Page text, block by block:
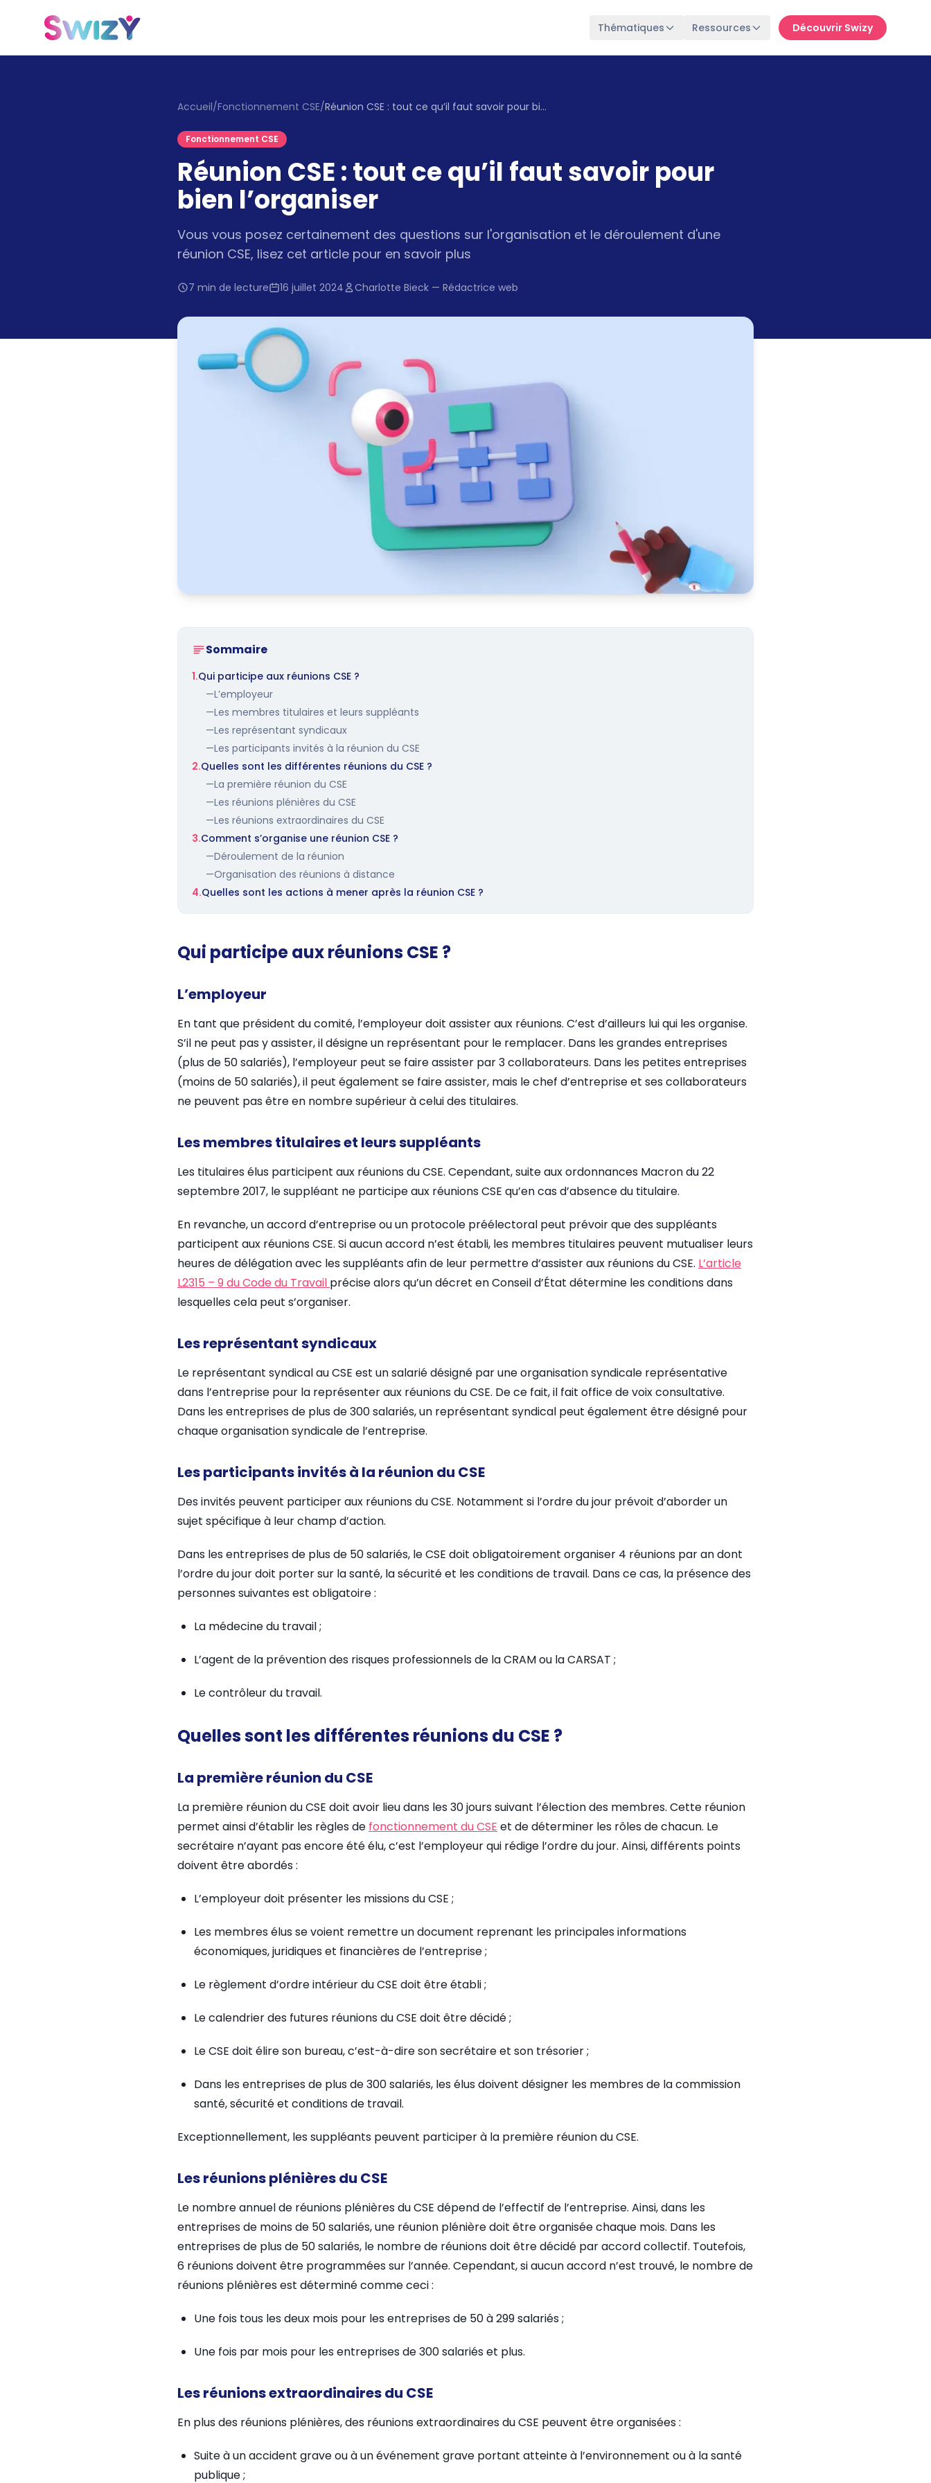
Thématiques Ressources Découvrir Swizy
Accueil/Fonctionnement CSE/ Réunion CSE : tout ce qu’il faut savoir pour bien l’organiser
Fonctionnement CSE
Réunion CSE : tout ce qu’il faut savoir pour
bien l’organiser
Vous vous posez certainement des questions sur l'organisation et le déroulement d'une
réunion CSE, lisez cet article pour en savoir plus
7 min de lecture 16 juillet 2024 Charlotte Bieck — Rédactrice web
Sommaire
1.Qui participe aux réunions CSE ?
—L’employeur
—Les membres titulaires et leurs suppléants
—Les représentant syndicaux
—Les participants invités à la réunion du CSE
2.Quelles sont les différentes réunions du CSE ?
—La première réunion du CSE
—Les réunions plénières du CSE
—Les réunions extraordinaires du CSE
3.Comment s’organise une réunion CSE ?
—Déroulement de la réunion
—Organisation des réunions à distance
4.Quelles sont les actions à mener après la réunion CSE ?
Qui participe aux réunions CSE ?
L’employeur
En tant que président du comité, l’employeur doit assister aux réunions. C’est d’ailleurs lui qui les organise.
S’il ne peut pas y assister, il désigne un représentant pour le remplacer. Dans les grandes entreprises
(plus de 50 salariés), l’employeur peut se faire assister par 3 collaborateurs. Dans les petites entreprises
(moins de 50 salariés), il peut également se faire assister, mais le chef d’entreprise et ses collaborateurs
ne peuvent pas être en nombre supérieur à celui des titulaires.
Les membres titulaires et leurs suppléants
Les titulaires élus participent aux réunions du CSE. Cependant, suite aux ordonnances Macron du 22
septembre 2017, le suppléant ne participe aux réunions CSE qu’en cas d’absence du titulaire.
En revanche, un accord d’entreprise ou un protocole préélectoral peut prévoir que des suppléants
participent aux réunions CSE. Si aucun accord n’est établi, les membres titulaires peuvent mutualiser leurs
heures de délégation avec les suppléants afin de leur permettre d’assister aux réunions du CSE. L’article
L2315 – 9 du Code du Travail précise alors qu’un décret en Conseil d’État détermine les conditions dans
lesquelles cela peut s’organiser.
Les représentant syndicaux
Le représentant syndical au CSE est un salarié désigné par une organisation syndicale représentative
dans l’entreprise pour la représenter aux réunions du CSE. De ce fait, il fait office de voix consultative.
Dans les entreprises de plus de 300 salariés, un représentant syndical peut également être désigné pour
chaque organisation syndicale de l’entreprise.
Les participants invités à la réunion du CSE
Des invités peuvent participer aux réunions du CSE. Notamment si l’ordre du jour prévoit d’aborder un
sujet spécifique à leur champ d’action.
Dans les entreprises de plus de 50 salariés, le CSE doit obligatoirement organiser 4 réunions par an dont
l’ordre du jour doit porter sur la santé, la sécurité et les conditions de travail. Dans ce cas, la présence des
personnes suivantes est obligatoire :
La médecine du travail ;
L’agent de la prévention des risques professionnels de la CRAM ou la CARSAT ;
Le contrôleur du travail.
Quelles sont les différentes réunions du CSE ?
La première réunion du CSE
La première réunion du CSE doit avoir lieu dans les 30 jours suivant l’élection des membres. Cette réunion
permet ainsi d’établir les règles de fonctionnement du CSE et de déterminer les rôles de chacun. Le
secrétaire n’ayant pas encore été élu, c’est l’employeur qui rédige l’ordre du jour. Ainsi, différents points
doivent être abordés :
L’employeur doit présenter les missions du CSE ;
Les membres élus se voient remettre un document reprenant les principales informations
économiques, juridiques et financières de l’entreprise ;
Le règlement d’ordre intérieur du CSE doit être établi ;
Le calendrier des futures réunions du CSE doit être décidé ;
Le CSE doit élire son bureau, c’est-à-dire son secrétaire et son trésorier ;
Dans les entreprises de plus de 300 salariés, les élus doivent désigner les membres de la commission
santé, sécurité et conditions de travail.
Exceptionnellement, les suppléants peuvent participer à la première réunion du CSE.
Les réunions plénières du CSE
Le nombre annuel de réunions plénières du CSE dépend de l’effectif de l’entreprise. Ainsi, dans les
entreprises de moins de 50 salariés, une réunion plénière doit être organisée chaque mois. Dans les
entreprises de plus de 50 salariés, le nombre de réunions doit être décidé par accord collectif. Toutefois,
6 réunions doivent être programmées sur l’année. Cependant, si aucun accord n’est trouvé, le nombre de
réunions plénières est déterminé comme ceci :
Une fois tous les deux mois pour les entreprises de 50 à 299 salariés ;
Une fois par mois pour les entreprises de 300 salariés et plus.
Les réunions extraordinaires du CSE
En plus des réunions plénières, des réunions extraordinaires du CSE peuvent être organisées :
Suite à un accident grave ou à un événement grave portant atteinte à l’environnement ou à la santé
publique ;